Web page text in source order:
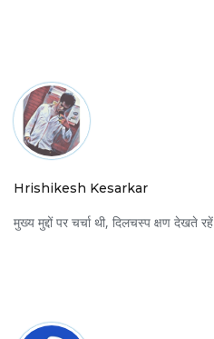
Hrishikesh Kesarkar
मुख्य मुद्दों पर चर्चा थी, दिलचस्प क्षण देखते रहें